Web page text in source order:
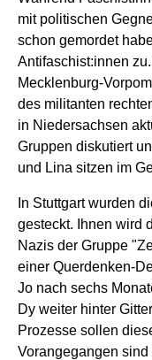
mit politischen
schon gemordet
Antifaschist:innen zu.
Mecklenburg-
des militanten
in Niedersachsen
Gruppen diskutiert
und Lina sitzen im
In Stuttgart wurden
gesteckt. Ihnen wird
Nazis der Gruppe
einer Querdenken-
Jo nach sechs
Dy weiter hinter
Prozesse sollen
Vorangegangen